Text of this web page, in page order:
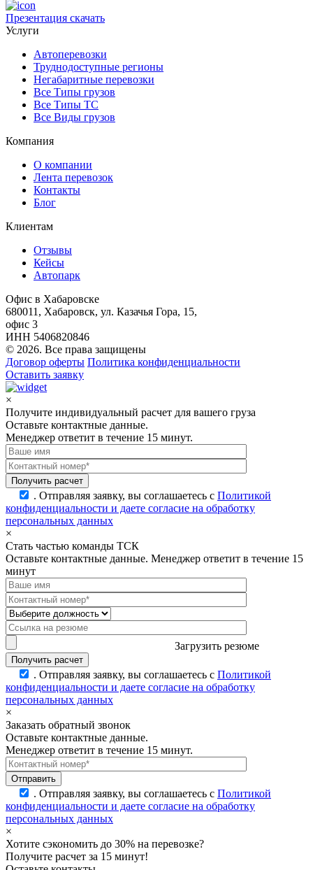
Презентация скачать
Услуги
Автоперевозки
Труднодоступные регионы
Негабаритные перевозки
Все Типы грузов
Все Типы ТС
Все Виды грузов
Компания
О компании
Лента перевозок
Контакты
Блог
Клиентам
Отзывы
Кейсы
Автопарк
Офис в Хабаровске
680011, Хабаровск, ул. Казачья Гора, 15,
офис 3
ИНН 5406820846
© 2026. Все права защищены
Договор оферты Политика конфиденциальности
Оставить заявку
×
Получите индивидуальный расчет для вашего груза
Оставьте контактные данные.
Менеджер ответит в течение 15 минут.
. Отправляя заявку, вы соглашаетесь с Политикой
конфиденциальности и даете согласие на обработку
персональных данных
×
Стать частью команды ТСК
Оставьте контактные данные. Менеджер ответит в течение 15
минут
Загрузить резюме
. Отправляя заявку, вы соглашаетесь с Политикой
конфиденциальности и даете согласие на обработку
персональных данных
×
Заказать обратный звонок
Оставьте контактные данные.
Менеджер ответит в течение 15 минут.
. Отправляя заявку, вы соглашаетесь с Политикой
конфиденциальности и даете согласие на обработку
персональных данных
×
Хотите сэкономить до 30% на перевозке?
Получите расчет за 15 минут!